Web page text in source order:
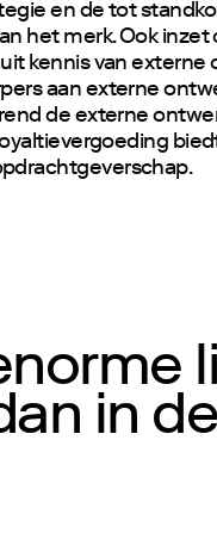
en de tot
het merk. Ook
kennis van externe
aan externe
de externe
in